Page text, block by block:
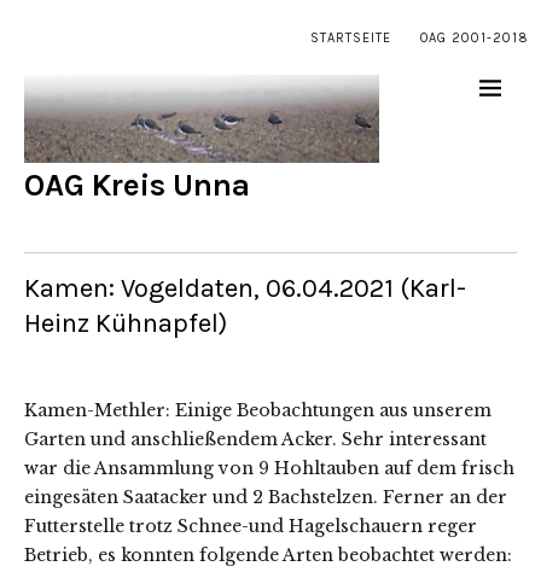
STARTSEITE OAG 2001-2018
OAG Kreis Unna
Kamen: Vogeldaten, 06.04.2021 (Karl-
Heinz Kühnapfel)
Kamen-Methler: Einige Beobachtungen aus unserem
Garten und anschließendem Acker. Sehr interessant
war die Ansammlung von 9 Hohltauben auf dem frisch
eingesäten Saatacker und 2 Bachstelzen. Ferner an der
Futterstelle trotz Schnee-und Hagelschauern reger
Betrieb, es konnten folgende Arten beobachtet werden: